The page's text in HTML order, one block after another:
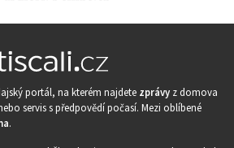
portál, na kterém najdete zprávy z domova
servis s předpovědí počasí. Mezi oblíbené
.